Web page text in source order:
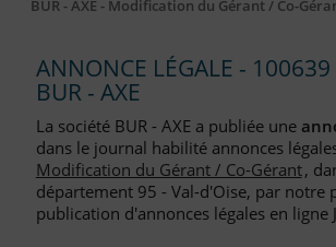
Annonces Légales Publiées
Journaux Habilités (JAL) Annonces Légales
Départements pour la Publication
Liste des Greffes
Liste des CCI
BUR - AXE - Modification du Gérant / Co-
ANNONCE LÉGALE - 100639
BUR - AXE
La société BUR - AXE a publiée une
dans le journal habilité annonces
Modification du Gérant / Co-Gérant,
département 95 - Val-d'Oise, par notre
publication d'annonces légales en ligne